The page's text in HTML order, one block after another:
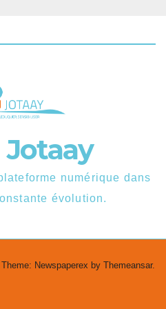
numérique dans
évolution.
Theme: Newspaperex by Themeansar.